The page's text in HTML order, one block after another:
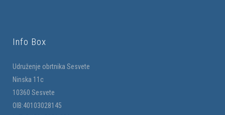
Info Box
Udruženje obrtnika Sesvete
Ninska 11c
10360 Sesvete
OIB:40103028145